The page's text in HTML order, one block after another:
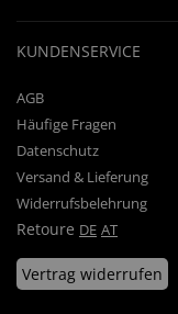
KUNDENSERVICE
AGB
Häufige Fragen
Datenschutz
Versand & Lieferung
Widerrufsbelehrung
Retoure DE AT
Vertrag widerrufen